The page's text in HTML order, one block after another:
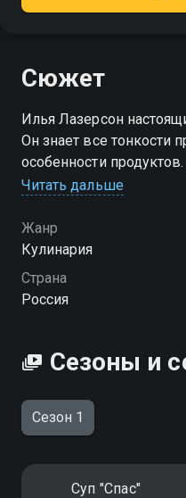
Сюжет
Илья Лазерсон
Он знает все тонкости
особенности
шоу шеф-повар
Посмотреть онлайн 1
Любимое вы можете
хорошем HD качестве
Читать дальше
Жанр
Кулинария
Страна
Россия
Сезоны и
Сезон 1
Суп "Спас"